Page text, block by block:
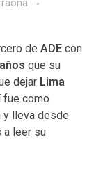
de ADE con
que su
dejar Lima
fue como
y lleva desde
a leer su